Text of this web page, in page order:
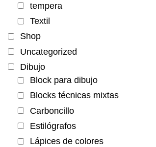
tempera
Textil
Shop
Uncategorized
Dibujo
Block para dibujo
Blocks técnicas mixtas
Carboncillo
Estilógrafos
Lápices de colores